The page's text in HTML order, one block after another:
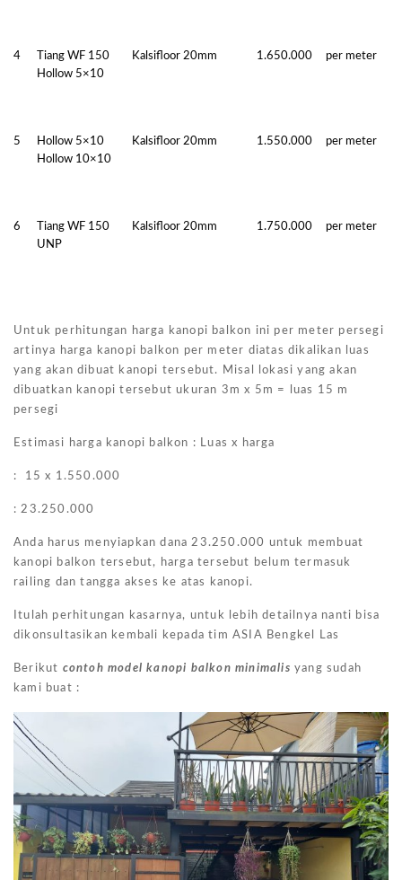
4
Tiang WF 150
Hollow 5×10
Kalsifloor 20mm 1.650.000 per meter
5
Hollow 5×10
Hollow 10×10
Kalsifloor 20mm 1.550.000 per meter
6
Tiang WF 150
UNP
Kalsifloor 20mm 1.750.000 per meter
Untuk perhitungan harga kanopi balkon ini per meter persegi
artinya harga kanopi balkon per meter diatas dikalikan luas
yang akan dibuat kanopi tersebut. Misal lokasi yang akan
dibuatkan kanopi tersebut ukuran 3m x 5m = luas 15 m
persegi
Estimasi harga kanopi balkon : Luas x harga
: 15 x 1.550.000
:23.250.000
Anda harus menyiapkan dana 23.250.000 untuk membuat
kanopi balkon tersebut, harga tersebut belum termasuk
railing dan tangga akses ke atas kanopi.
Itulah perhitungan kasarnya, untuk lebih detailnya nanti bisa
dikonsultasikan kembali kepada tim ASIA Bengkel Las
Berikut contoh model kanopi balkon minimalis yang sudah
kami buat :